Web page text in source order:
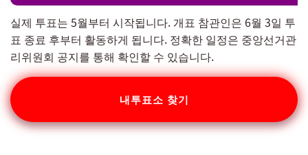
실제 투표는 5월부터 시작됩니다. 개표 참관인은 6월 3일 투
표 종료 후부터 활동하게 됩니다. 정확한 일정은 중앙선거관
리위원회 공지를 통해 확인할 수 있습니다.
내투표소 찾기